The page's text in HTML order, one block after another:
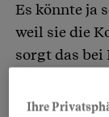
Es könnte ja
weil sie die
sorgt das bei
geworden
Ihre